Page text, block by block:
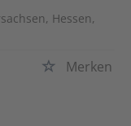
Hessen,
Merken